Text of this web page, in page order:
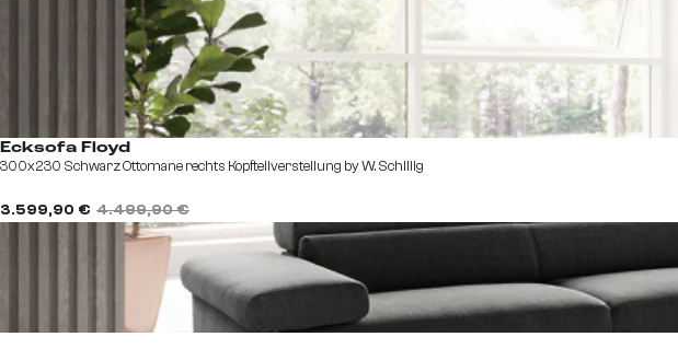
Ecksofa Floyd
300x230 Schwarz Ottomane rechts Kopfteilverstellung by W. Schillig
3.599,90 € 4.499,90 €